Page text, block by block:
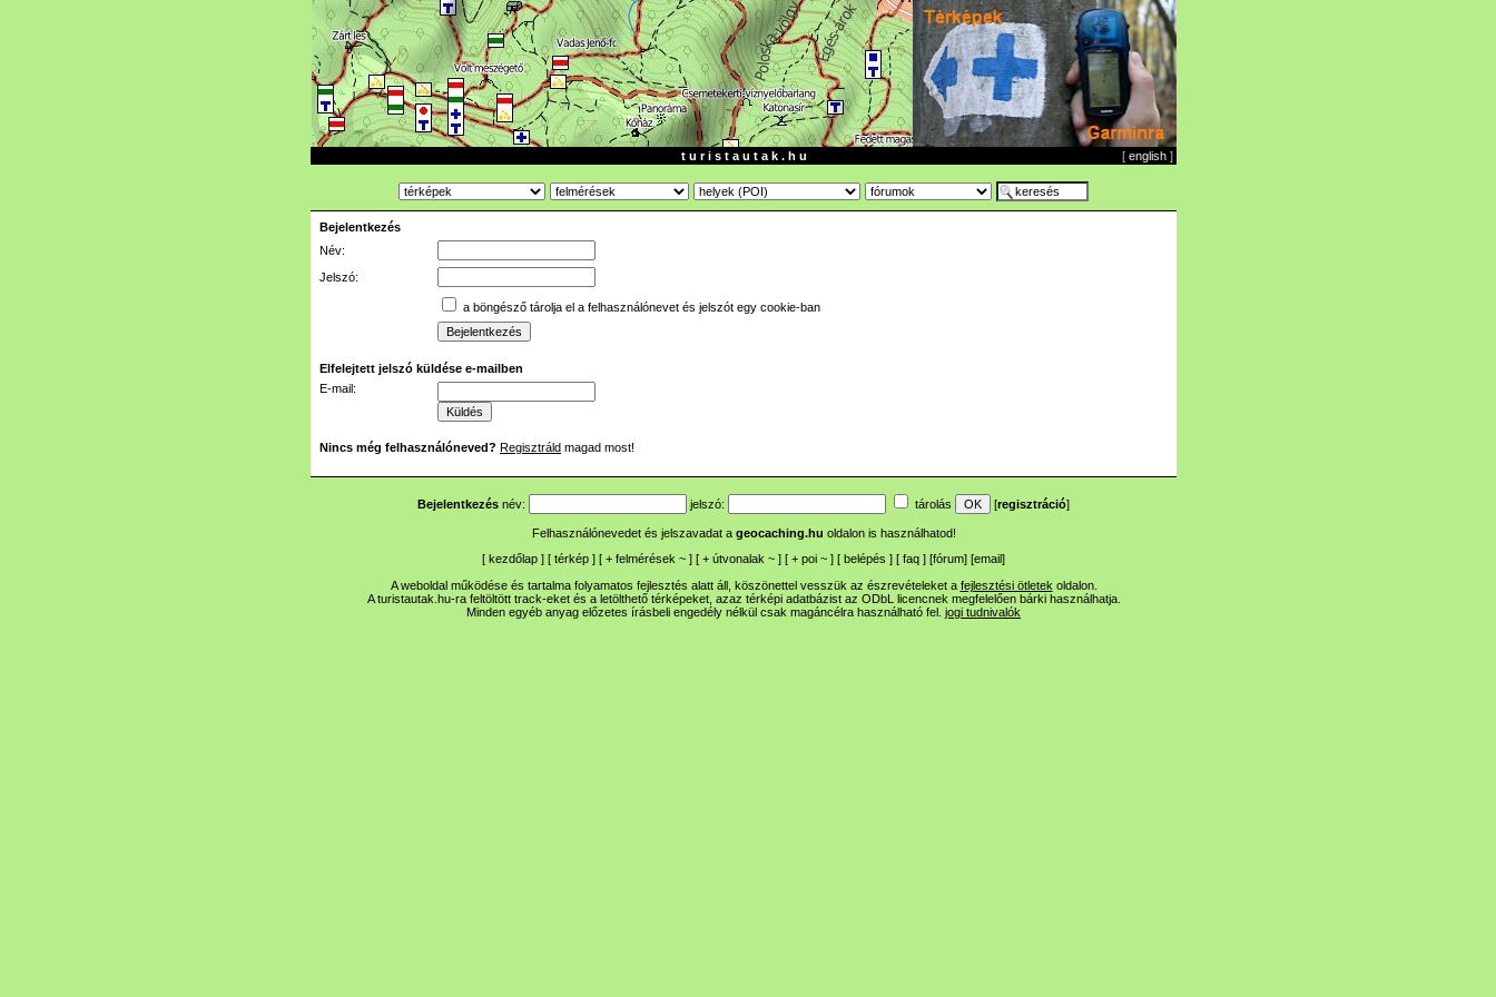
t u r i s t a u t a k . h u [ english ]
Bejelentkezés
Név:
Jelszó:
a böngésző tárolja el a felhasználónevet és jelszót egy cookie-ban
Elfelejtett jelszó küldése e-mailben
E-mail:
Nincs még felhasználóneved? Regisztráld magad most!
Bejelentkezés név: jelszó: tárolás [regisztráció]
Felhasználónevedet és jelszavadat a geocaching.hu oldalon is használhatod!
[ kezdőlap ] [ térkép ] [ + felmérések ~ ] [ + útvonalak ~ ] [ + poi ~ ] [ belépés ] [ faq ] [fórum] [email]
A weboldal működése és tartalma folyamatos fejlesztés alatt áll, köszönettel vesszük az észrevételeket a fejlesztési ötletek oldalon.
A turistautak.hu-ra feltöltött track-eket és a letölthető térképeket, azaz térképi adatbázist az ODbL licencnek megfelelően bárki használhatja.
Minden egyéb anyag előzetes írásbeli engedély nélkül csak magáncélra használható fel. jogi tudnivalók